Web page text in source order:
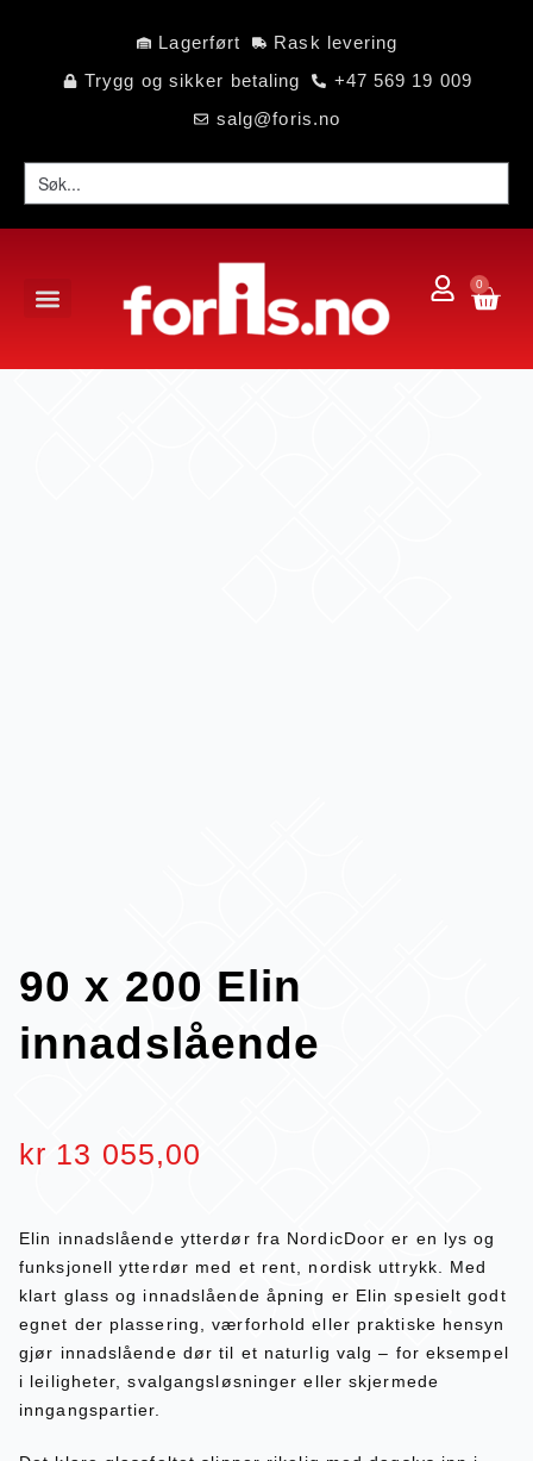
Lagerført
Rask levering
Trygg og sikker betaling
+47 569 19 009
salg@foris.no
0
90 x 200 Elin
innadslående
kr 13 055,00
Elin innadslående ytterdør fra NordicDoor er en lys og
funksjonell ytterdør med et rent, nordisk uttrykk. Med
klart glass og innadslående åpning er Elin spesielt godt
egnet der plassering, værforhold eller praktiske hensyn
gjør innadslående dør til et naturlig valg – for eksempel
i leiligheter, svalgangsløsninger eller skjermede
inngangspartier.